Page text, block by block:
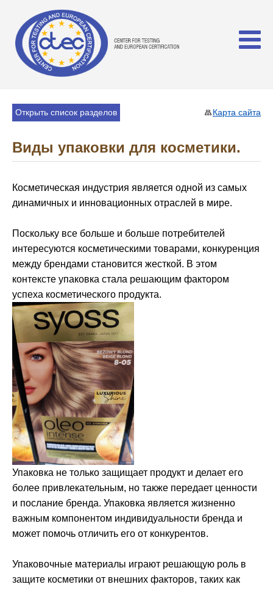
Карта сайта
Открыть список разделов
Виды упаковки для косметики.
Косметическая индустрия является одной из самых
динамичных и инновационных отраслей в мире.
Поскольку все больше и больше потребителей
интересуются косметическими товарами, конкуренция
между брендами становится жесткой. В этом
контексте упаковка стала решающим фактором
успеха косметического продукта.
Упаковка не только защищает продукт и делает его
более привлекательным, но также передает ценности
и послание бренда. Упаковка является жизненно
важным компонентом индивидуальности бренда и
может помочь отличить его от конкурентов.
Упаковочные материалы играют решающую роль в
защите косметики от внешних факторов, таких как